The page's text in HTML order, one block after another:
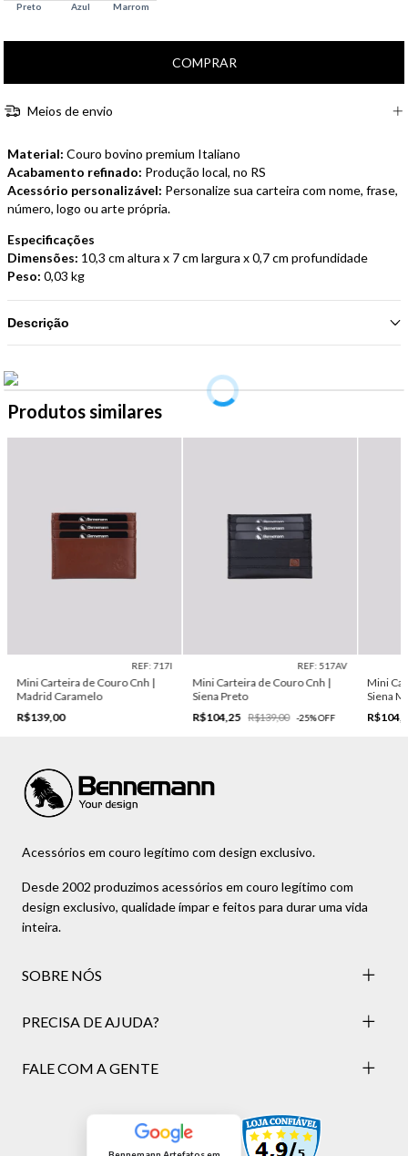
Meios de envio
Material: Couro bovino premium Italiano
Acabamento refinado: Produção local, no RS
Acessório personalizável: Personalize sua carteira com nome, frase,
número, logo ou arte própria.
Especificações
Dimensões: 10,3 cm altura x 7 cm largura x 0,7 cm profundidade
Peso: 0,03 kg
Descrição
Produtos similares
REF: 717I
Mini Carteira de Couro Cnh |
Madrid Caramelo
R$139,00
REF: 517AV
Mini Carteira de Couro Cnh |
Siena Preto
R$104,25
R$139,00 -25%OFF
Mini
Siena
Acessórios em couro legítimo com design exclusivo.
Desde 2002 produzimos acessórios em couro legítimo com
design exclusivo, qualidade ímpar e feitos para durar uma vida
inteira.
SOBRE NÓS
PRECISA DE AJUDA?
FALE COM A GENTE
Bennemann Artefatos em